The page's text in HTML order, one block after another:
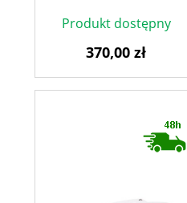
Produkt dostępny
370,00 zł